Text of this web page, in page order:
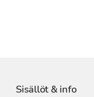
Sisällöt & info